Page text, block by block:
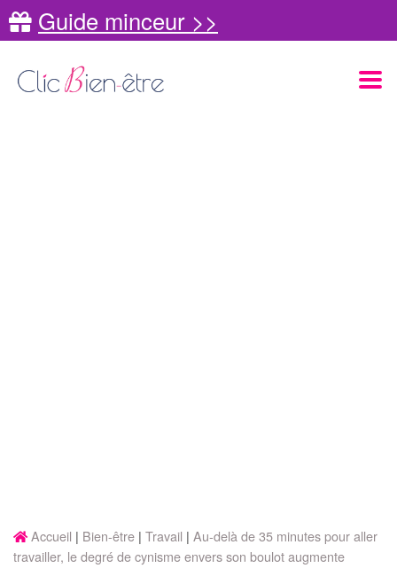
Guide minceur >>
Accueil Bien-être Travail
Au-delà de 35 minutes pour aller
travailler, le degré de cynisme envers son boulot augmente